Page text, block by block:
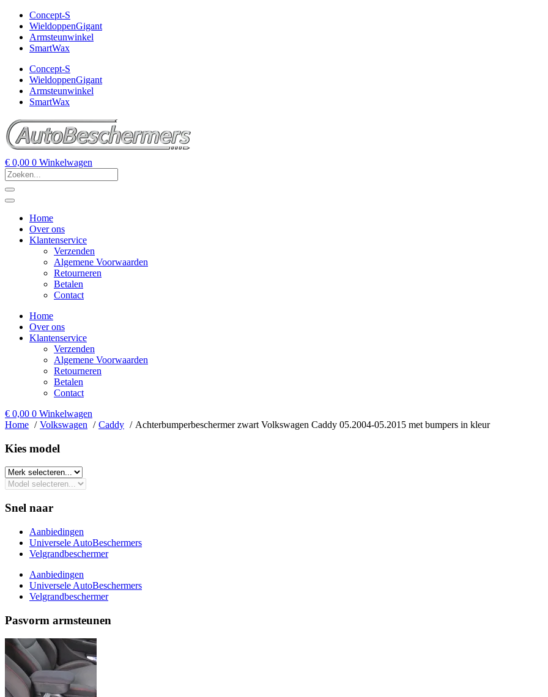
Concept-S
WieldoppenGigant
Armsteunwinkel
SmartWax
Concept-S
WieldoppenGigant
Armsteunwinkel
SmartWax
€ 0,00 0 Winkelwagen
Home
Over ons
Klantenservice
Verzenden
Algemene Voorwaarden
Retourneren
Betalen
Contact
Home
Over ons
Klantenservice
Verzenden
Algemene Voorwaarden
Retourneren
Betalen
Contact
€ 0,00 0 Winkelwagen
Home
Volkswagen Caddy Achterbumperbeschermer zwart Volkswagen Caddy 05.2004-05.2015 met bumpers in kleur
Kies model​
Snel naar
Aanbiedingen
Universele AutoBeschermers
Velgrandbeschermer
Aanbiedingen
Universele AutoBeschermers
Velgrandbeschermer
Pasvorm armsteunen